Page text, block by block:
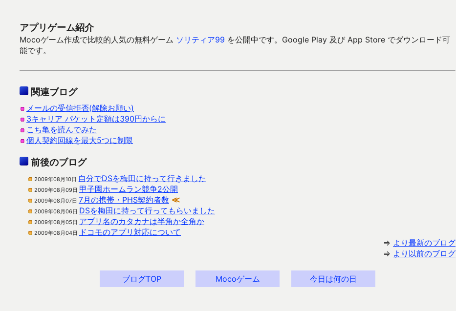
アプリゲーム紹介
Mocoゲーム作成で比較的人気の無料ゲーム ソリティア99 を公開中です。Google Play 及び App Store でダウンロード可
能です。
関連ブログ
メールの受信拒否(解除お願い)
3キャリア パケット定額は390円からに
こち亀を読んでみた
個人契約回線を最大5つに制限
前後のブログ
2009年08月10日 自分でDSを梅田に持って行きました
2009年08月09日 甲子園ホームラン競争2公開
2009年08月07日 7月の携帯・PHS契約者数 ≪
2009年08月06日 DSを梅田に持って行ってもらいました
2009年08月05日 アプリ名のカタカナは半角か全角か
2009年08月04日
ドコモのアプリ対応について
⇒ より最新のブログ
⇒ より以前のブログ
ブログTOP Mocoゲーム 今日は何の日